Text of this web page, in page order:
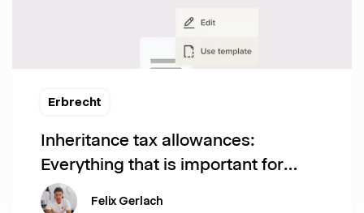
Erbrecht
Inheritance tax allowances:
Everything that is important for
2024
Felix Gerlach